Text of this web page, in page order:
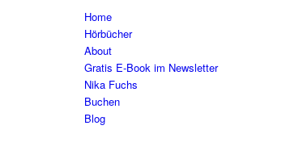
Home
Hörbücher
About
Gratis E-Book im Newsletter
Nika Fuchs
Buchen
Blog